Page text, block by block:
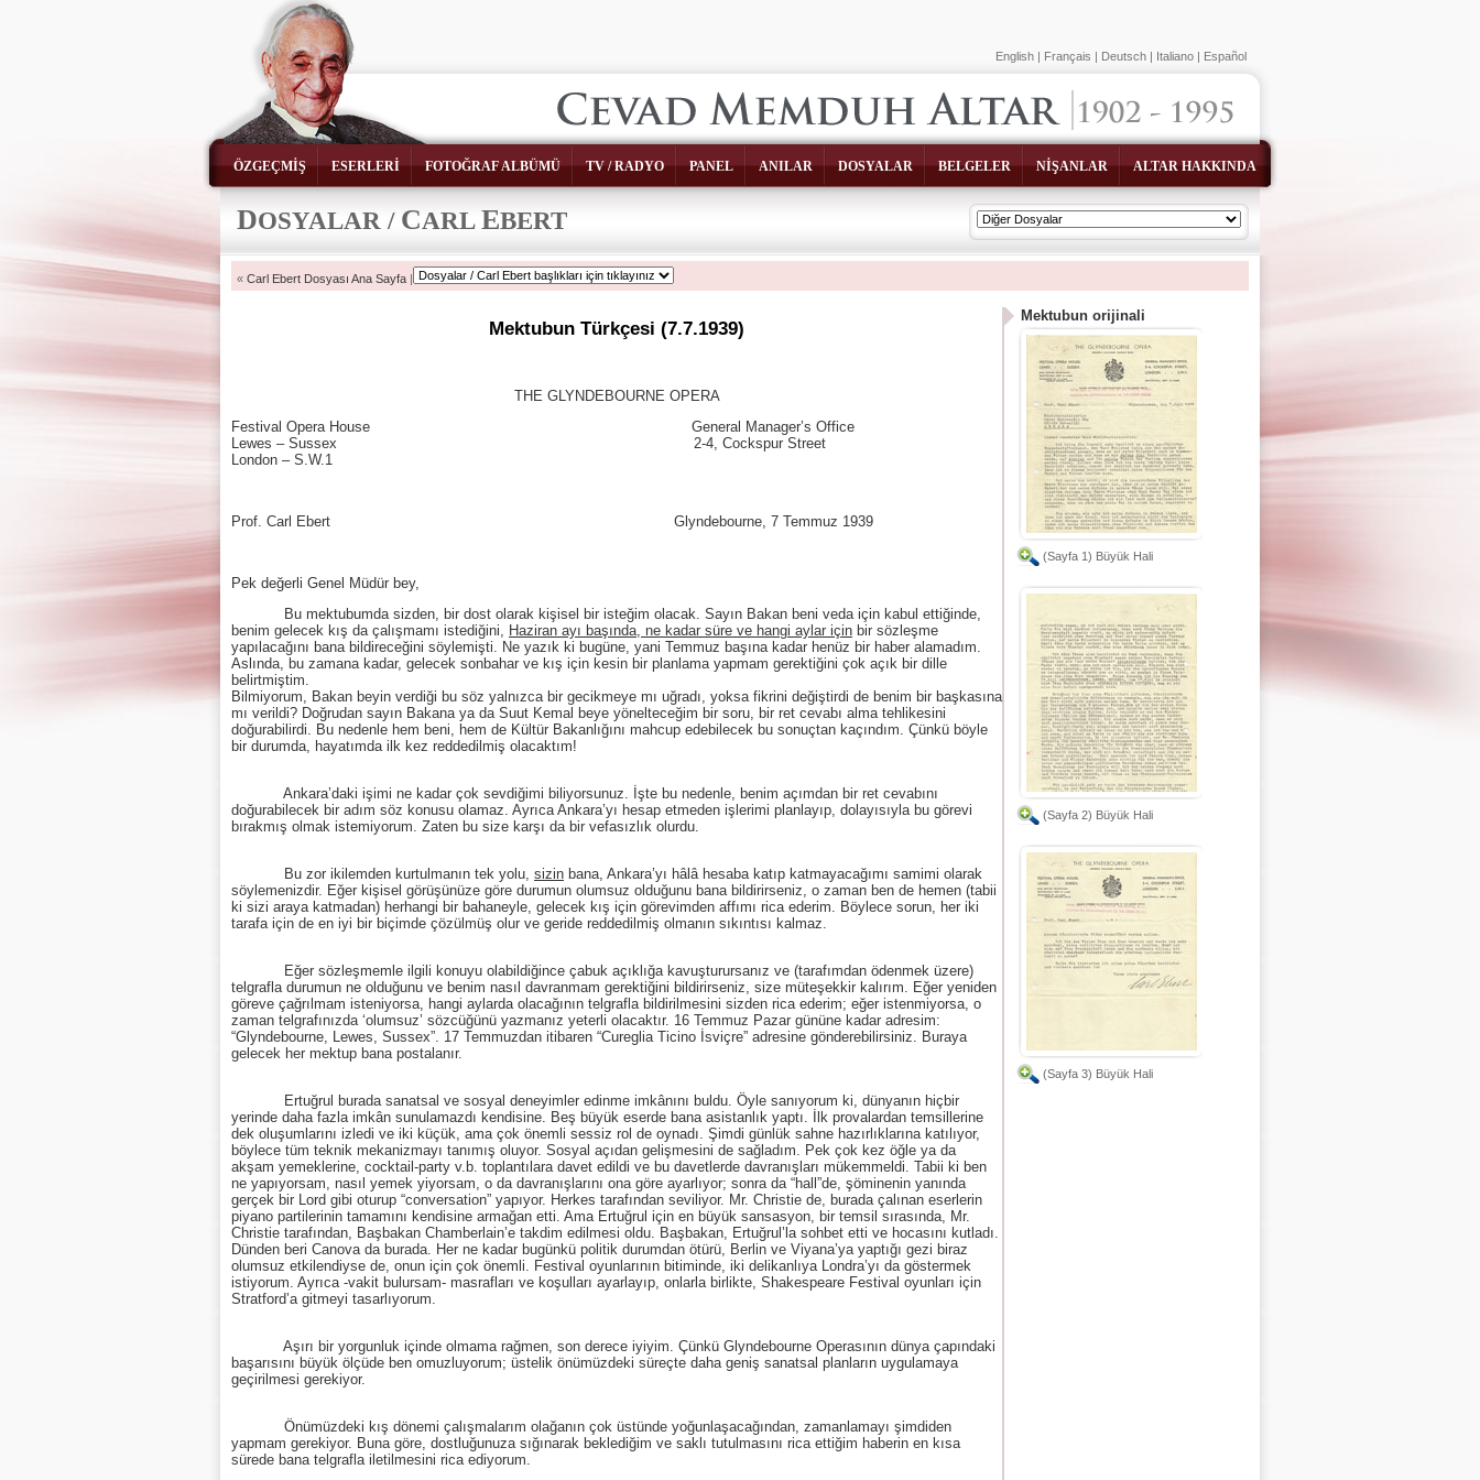
ÖZGEÇMİŞ ESERLERİ FOTOĞRAF ALBÜMÜ TV / RADYO PANEL ANILAR DOSYALAR BELGELER NİŞANLAR ALTAR HAKKINDA
English | Français | Deutsch | Italiano | Español
DOSYALAR / CARL EBERT
« Carl Ebert Dosyası Ana Sayfa |
Mektubun Türkçesi (7.7.1939)
THE GLYNDEBOURNE OPERA
Festival Opera House General Manager’s Office
Lewes – Sussex 2-4, Cockspur Street
London – S.W.1
Prof. Carl Ebert Glyndebourne, 7 Temmuz 1939
Pek değerli Genel Müdür bey,
Bu mektubumda sizden, bir dost olarak kişisel bir isteğim olacak. Sayın Bakan beni veda için kabul ettiğinde,
benim gelecek kış da çalışmamı istediğini, Haziran ayı başında, ne kadar süre ve hangi aylar için bir sözleşme
yapılacağını bana bildireceğini söylemişti. Ne yazık ki bugüne, yani Temmuz başına kadar henüz bir haber alamadım.
Aslında, bu zamana kadar, gelecek sonbahar ve kış için kesin bir planlama yapmam gerektiğini çok açık bir dille
belirtmiştim.
Bilmiyorum, Bakan beyin verdiği bu söz yalnızca bir gecikmeye mı uğradı, yoksa fikrini değiştirdi de benim bir başkasına
mı verildi? Doğrudan sayın Bakana ya da Suut Kemal beye yönelteceğim bir soru, bir ret cevabı alma tehlikesini
doğurabilirdi. Bu nedenle hem beni, hem de Kültür Bakanlığını mahcup edebilecek bu sonuçtan kaçındım. Çünkü böyle
bir durumda, hayatımda ilk kez reddedilmiş olacaktım!
Ankara’daki işimi ne kadar çok sevdiğimi biliyorsunuz. İşte bu nedenle, benim açımdan bir ret cevabını
doğurabilecek bir adım söz konusu olamaz. Ayrıca Ankara’yı hesap etmeden işlerimi planlayıp, dolayısıyla bu görevi
bırakmış olmak istemiyorum. Zaten bu size karşı da bir vefasızlık olurdu.
Bu zor ikilemden kurtulmanın tek yolu, sizin bana, Ankara’yı hâlâ hesaba katıp katmayacağımı samimi olarak
söylemenizdir. Eğer kişisel görüşünüze göre durumun olumsuz olduğunu bana bildirirseniz, o zaman ben de hemen (tabii
ki sizi araya katmadan) herhangi bir bahaneyle, gelecek kış için görevimden affımı rica ederim. Böylece sorun, her iki
tarafa için de en iyi bir biçimde çözülmüş olur ve geride reddedilmiş olmanın sıkıntısı kalmaz.
Eğer sözleşmemle ilgili konuyu olabildiğince çabuk açıklığa kavuşturursanız ve (tarafımdan ödenmek üzere)
telgrafla durumun ne olduğunu ve benim nasıl davranmam gerektiğini bildirirseniz, size müteşekkir kalırım. Eğer yeniden
göreve çağrılmam isteniyorsa, hangi aylarda olacağının telgrafla bildirilmesini sizden rica ederim; eğer istenmiyorsa, o
zaman telgrafınızda ‘olumsuz’ sözcüğünü yazmanız yeterli olacaktır. 16 Temmuz Pazar gününe kadar adresim:
“Glyndebourne, Lewes, Sussex”. 17 Temmuzdan itibaren “Cureglia Ticino İsviçre” adresine gönderebilirsiniz. Buraya
gelecek her mektup bana postalanır.
Ertuğrul burada sanatsal ve sosyal deneyimler edinme imkânını buldu. Öyle sanıyorum ki, dünyanın hiçbir
yerinde daha fazla imkân sunulamazdı kendisine. Beş büyük eserde bana asistanlık yaptı. İlk provalardan temsillerine
dek oluşumlarını izledi ve iki küçük, ama çok önemli sessiz rol de oynadı. Şimdi günlük sahne hazırlıklarına katılıyor,
böylece tüm teknik mekanizmayı tanımış oluyor. Sosyal açıdan gelişmesini de sağladım. Pek çok kez öğle ya da
akşam yemeklerine, cocktail-party v.b. toplantılara davet edildi ve bu davetlerde davranışları mükemmeldi. Tabii ki ben
ne yapıyorsam, nasıl yemek yiyorsam, o da davranışlarını ona göre ayarlıyor; sonra da “hall”de, şöminenin yanında
gerçek bir Lord gibi oturup “conversation” yapıyor. Herkes tarafından seviliyor. Mr. Christie de, burada çalınan eserlerin
piyano partilerinin tamamını kendisine armağan etti. Ama Ertuğrul için en büyük sansasyon, bir temsil sırasında, Mr.
Christie tarafından, Başbakan Chamberlain’e takdim edilmesi oldu. Başbakan, Ertuğrul’la sohbet etti ve hocasını kutladı.
Dünden beri Canova da burada. Her ne kadar bugünkü politik durumdan ötürü, Berlin ve Viyana’ya yaptığı gezi biraz
olumsuz etkilendiyse de, onun için çok önemli. Festival oyunlarının bitiminde, iki delikanlıya Londra’yı da göstermek
istiyorum. Ayrıca -vakit bulursam- masrafları ve koşulları ayarlayıp, onlarla birlikte, Shakespeare Festival oyunları için
Stratford’a gitmeyi tasarlıyorum.
Aşırı bir yorgunluk içinde olmama rağmen, son derece iyiyim. Çünkü Glyndebourne Operasının dünya çapındaki
başarısını büyük ölçüde ben omuzluyorum; üstelik önümüzdeki süreçte daha geniş sanatsal planların uygulamaya
geçirilmesi gerekiyor.
Önümüzdeki kış dönemi çalışmalarım olağanın çok üstünde yoğunlaşacağından, zamanlamayı şimdiden
yapmam gerekiyor. Buna göre, dostluğunuza sığınarak beklediğim ve saklı tutulmasını rica ettiğim haberin en kısa
sürede bana telgrafla iletilmesini rica ediyorum.
Mektubun orijinali
(Sayfa 1) Büyük Hali
(Sayfa 2) Büyük Hali
(Sayfa 3) Büyük Hali